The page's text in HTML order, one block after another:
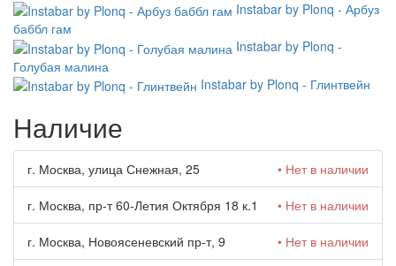
Instabar by Plonq - Арбуз
баббл гам
Instabar by Plonq -
Голубая малина
Instabar by Plonq - Глинтвейн
Наличие
г. Москва, улица Снежная, 25 • Нет в наличии
г. Москва, пр-т 60-Летия Октября 18 к.1 • Нет в наличии
г. Москва, Новоясеневский пр-т, 9 • Нет в наличии